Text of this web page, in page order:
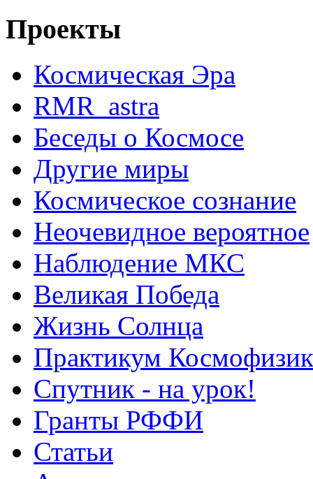
Проекты
Космическая Эра
RMR_astra
Беседы о Космосе
Другие миры
Космическое сознание
Неочевидное вероятное
Наблюдение МКС
Великая Победа
Жизнь Солнца
Практикум
Спутник - на урок!
Гранты РФФИ
Статьи